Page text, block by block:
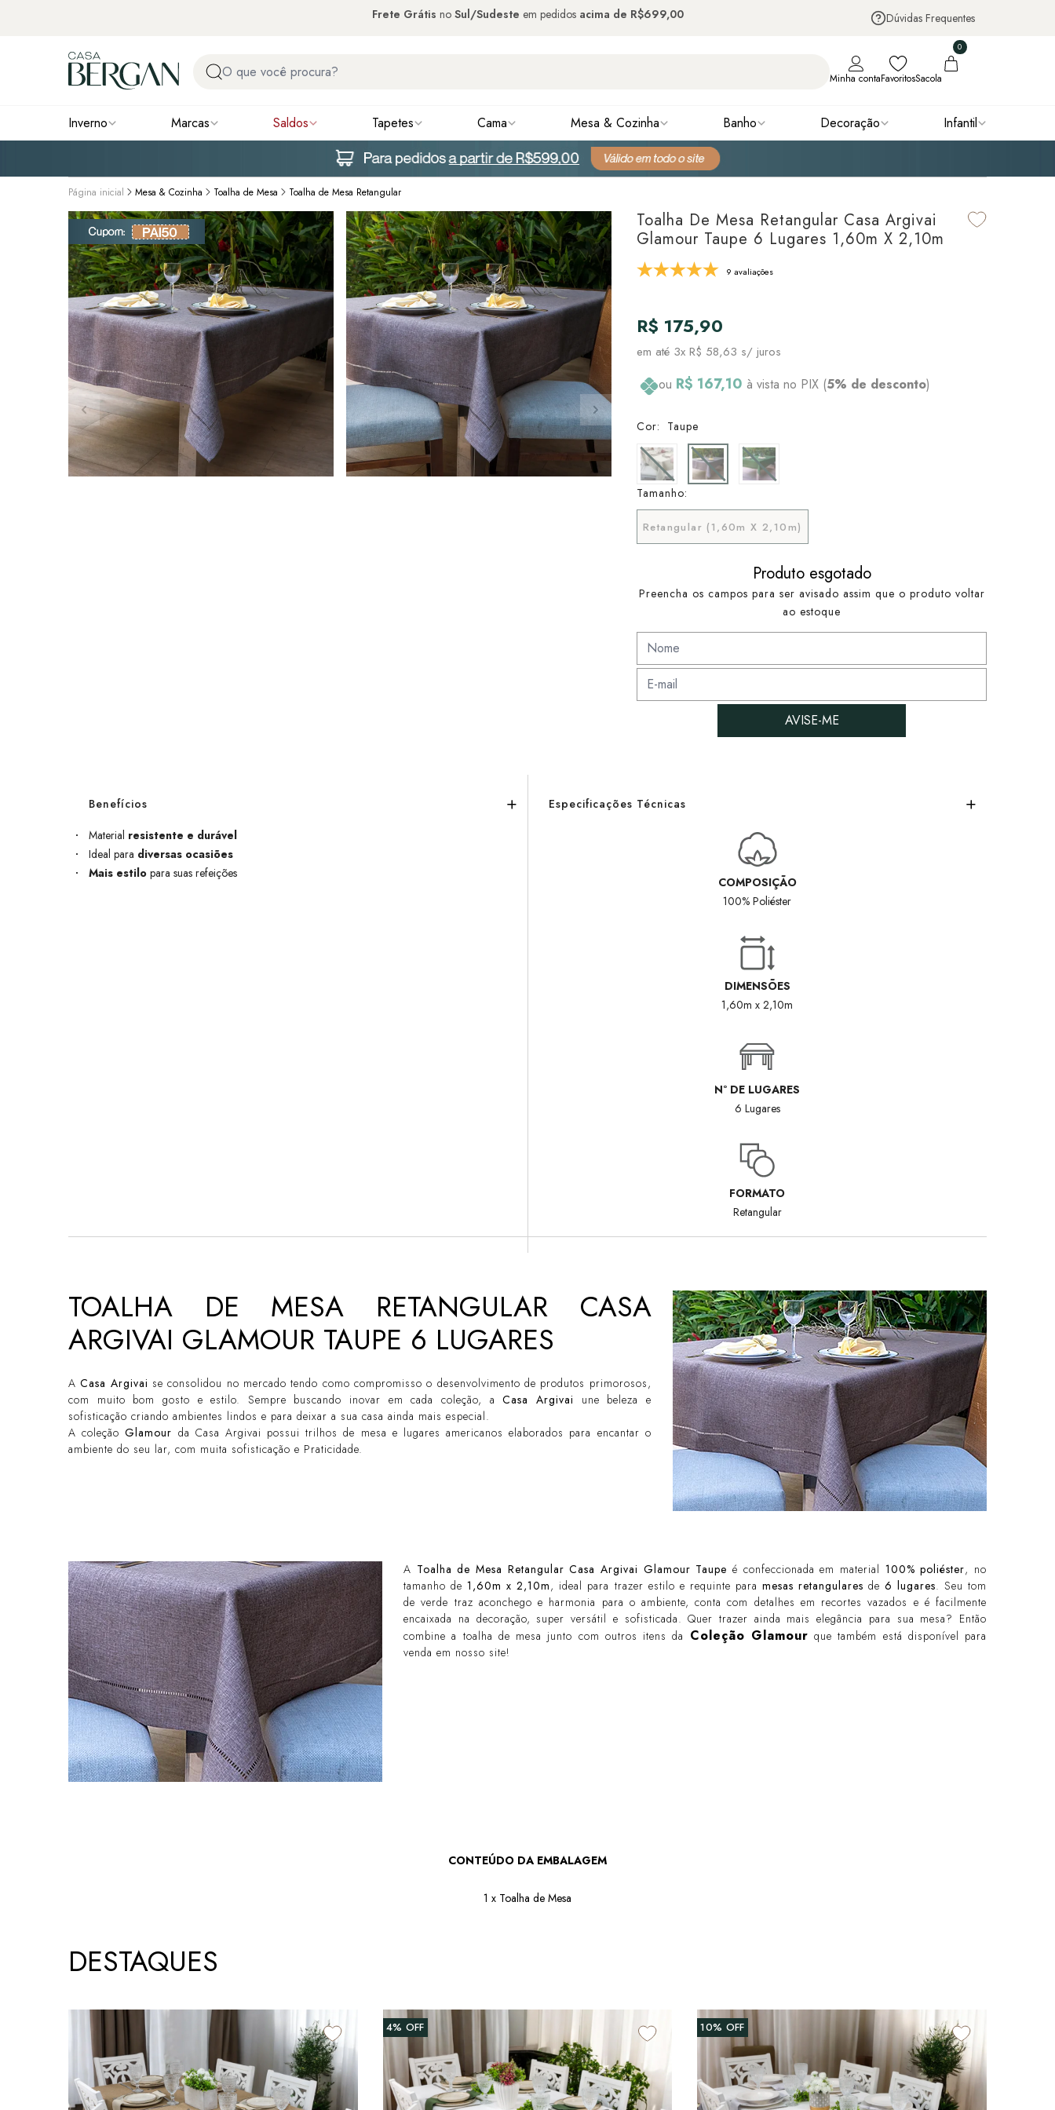
Dúvidas Frequentes
Frete Grátis no Sul/Sudeste em pedidos acima de R$699,00
Minha contaFavoritosSacola
0
Inverno Marcas Saldos Tapetes Cama Mesa & Cozinha Banho Decoração Infantil
Página inicial Mesa & Cozinha Toalha de Mesa Toalha de Mesa Retangular
Toalha De Mesa Retangular Casa Argivai
Glamour Taupe 6 Lugares 1,60m X 2,10m
9 avaliações
R$ 175,90
em até 3x R$ 58,63 s/ juros
ou R$ 167,10 à vista no PIX (5% de desconto)
Tamanho:
Retangular (1,60m X 2,10m)
Cor: Taupe
Produto esgotado
Preencha os campos para ser avisado assim que o produto voltar
ao estoque
AVISE-ME
Benefícios
Material resistente e durável
Ideal para diversas ocasiões
Mais estilo para suas refeições
Especificações Técnicas
COMPOSIÇÃO
100% Poliéster
DIMENSÕES
1,60m x 2,10m
Nº DE LUGARES
6 Lugares
FORMATO
Retangular
TOALHA DE MESA RETANGULAR CASA
ARGIVAI GLAMOUR TAUPE 6 LUGARES
ACasa Argivai se consolidou no mercado tendo como compromisso o desenvolvimento de produtos primorosos,
com muito bom gosto e estilo. Sempre buscando inovar em cada coleção, aCasa Argivai une beleza e
sofisticação criando ambientes lindos e para deixar a sua casa ainda mais especial.
A coleçãoGlamour da Casa Argivai possui trilhos de mesa e lugares americanos elaborados para encantar o
ambiente do seu lar, com muita sofisticação e Praticidade.
A Toalha de Mesa Retangular Casa Argivai Glamour Taupeé confeccionada em material 100% poliéster, no
tamanho de1,60m x 2,10m, ideal para trazer estilo e requinte para mesas retangulares de 6 lugares. Seu tom
de verde traz aconchego e harmonia para o ambiente, conta com detalhes em recortes vazados e é facilmente
encaixada na decoração, super versátil e sofisticada. Quer trazer ainda mais elegância para sua mesa? Então
combine a toalha de mesa junto com outros itens da Coleção Glamour que também está disponível para
venda em nosso site!
CONTEÚDO DA EMBALAGEM
1 x Toalha de Mesa
DESTAQUES
4% OFF 10% OFF